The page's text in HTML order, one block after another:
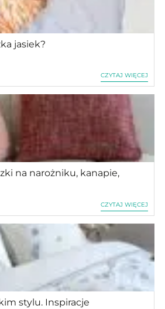
jasiek?
CZYTAJ WIĘCEJ
na narożniku, kanapie,
CZYTAJ WIĘCEJ
stylu. Inspiracje